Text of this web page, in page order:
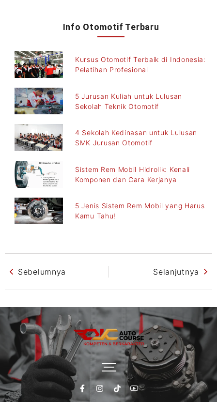
Info Otomotif Terbaru
Kursus Otomotif Terbaik di Indonesia:
Pelatihan Profesional
5 Jurusan Kuliah untuk Lulusan
Sekolah Teknik Otomotif
4 Sekolah Kedinasan untuk Lulusan
SMK Jurusan Otomotif
Sistem Rem Mobil Hidrolik: Kenali
Komponen dan Cara Kerjanya
5 Jenis Sistem Rem Mobil yang Harus
Kamu Tahu!
Sebelumnya Selanjutnya